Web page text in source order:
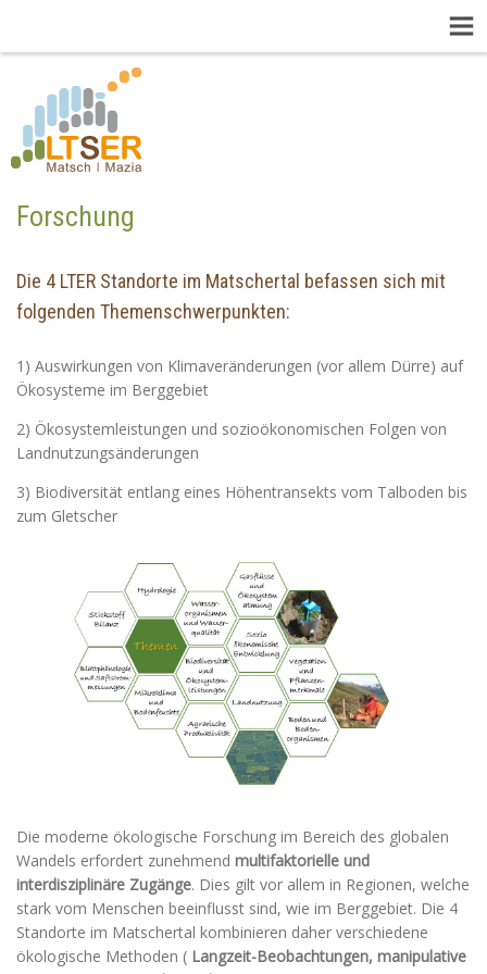
Forschung
Die 4 LTER Standorte im Matschertal befassen sich mit
folgenden Themenschwerpunkten:
1) Auswirkungen von Klimaveränderungen (vor allem Dürre) auf
Ökosysteme im Berggebiet
2) Ökosystemleistungen und sozioökonomischen Folgen von
Landnutzungsänderungen
3) Biodiversität entlang eines Höhentransekts vom Talboden bis
zum Gletscher
Die moderne ökologische Forschung im Bereich des globalen
Wandels erfordert zunehmend multifaktorielle und
interdisziplinäre Zugänge. Dies gilt vor allem in Regionen, welche
stark vom Menschen beeinflusst sind, wie im Berggebiet. Die 4
Standorte im Matschertal kombinieren daher verschiedene
ökologische Methoden ( Langzeit-Beobachtungen, manipulative